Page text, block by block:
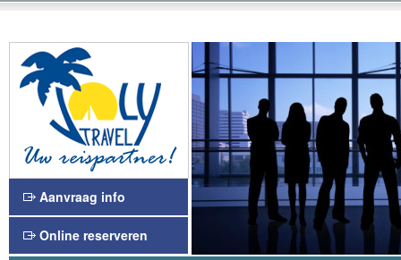
Aanvraag info
Online reserveren